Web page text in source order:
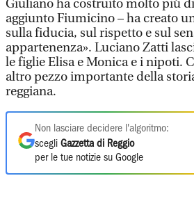
Giuliano ha costruito molto più di
aggiunto Fiumicino – ha creato
sulla fiducia, sul rispetto e sul
appartenenza». Luciano Zatti
le figlie Elisa e Monica e i nipoti.
altro pezzo importante della
reggiana.
Non lasciare decidere l'algoritmo:
scegli Gazzetta di Reggio
per le tue notizie su Google